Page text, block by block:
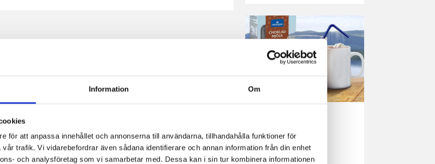
Information Om
för att anpassa innehållet och annonserna till användarna, tillhandahålla funktioner för
trafik. Vi vidarebefordrar även sådana identifierare och annan information från din enhet
och analysföretag som vi samarbetar med. Dessa kan i sin tur kombinera informationen
njutning i alla
väder